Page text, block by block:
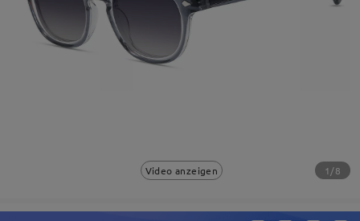
Video anzeigen 1/8